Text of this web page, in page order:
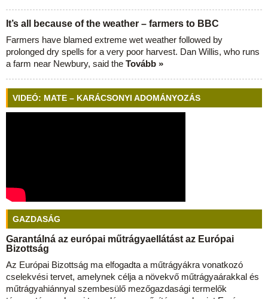
It’s all because of the weather – farmers to BBC
Farmers have blamed extreme wet weather followed by
prolonged dry spells for a very poor harvest. Dan Willis, who runs
a farm near Newbury, said the Tovább »
VIDEÓ: MATE – KARÁCSONYI ADOMÁNYOZÁS
GAZDASÁG
Garantálná az európai műtrágyaellátást az Európai
Bizottság
Az Európai Bizottság ma elfogadta a műtrágyákra vonatkozó
cselekvési tervet, amelynek célja a növekvő műtrágyaárakkal és
műtrágyahiánnyal szembesülő mezőgazdasági termelők